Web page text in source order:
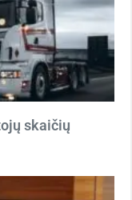
skaičių